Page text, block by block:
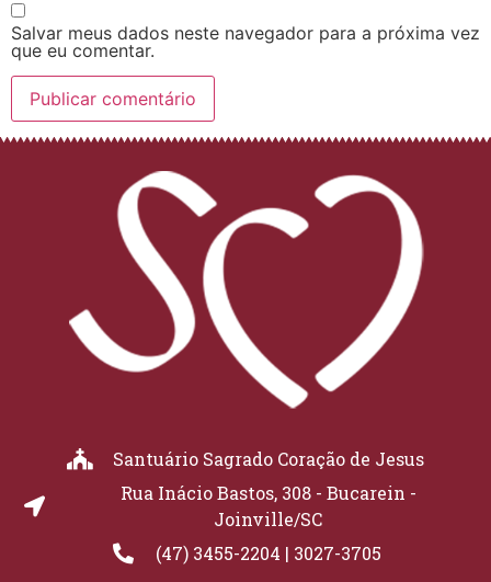
Salvar meus dados neste navegador para a próxima vez
que eu comentar.
Santuário Sagrado Coração de Jesus
Rua Inácio Bastos, 308 - Bucarein -
Joinville/SC
(47) 3455-2204 | 3027-3705